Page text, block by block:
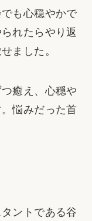
も心穏やかで
れたらやり返
ました。
癒え、心穏や
悩みだった首
ントである谷